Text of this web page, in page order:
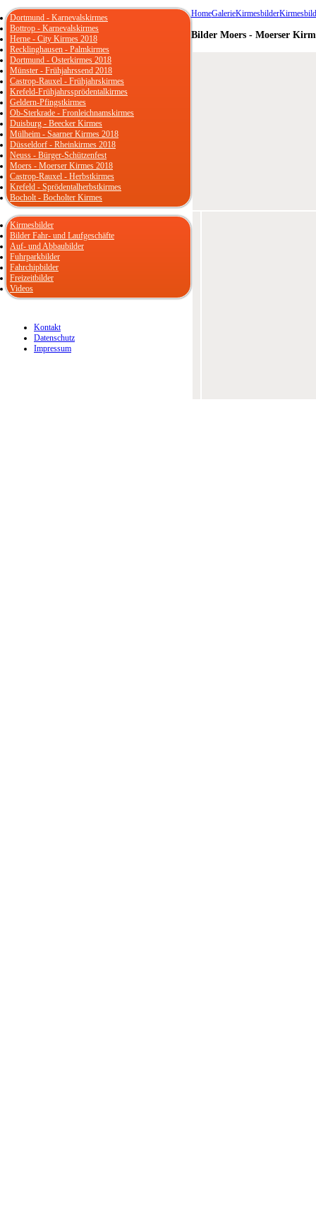
HomeGalerieKirmesbilder
Bilder Moers - Moerser
Dortmund - Karnevalskirmes
Bottrop - Karnevalskirmes
Herne - City Kirmes 2018
Recklinghausen - Palmkirmes
Dortmund - Osterkirmes 2018
Münster - Frühjahrssend 2018
Castrop-Rauxel - Frühjahrskirmes
Krefeld-Frühjahrssprödentalkirmes
Geldern-Pfingstkirmes
Ob-Sterkrade - Fronleichnamskirmes
Duisburg - Beecker Kirmes
Mülheim - Saarner Kirmes 2018
Düsseldorf - Rheinkirmes 2018
Neuss - Bürger-Schützenfest
Moers - Moerser Kirmes 2018
Castrop-Rauxel - Herbstkirmes
Krefeld - Sprödentalherbstkirmes
Bocholt - Bocholter Kirmes
Kirmesbilder
Bilder Fahr- und Laufgeschäfte
Auf- und Abbaubilder
Fuhrparkbilder
Fahrchipbilder
Freizeitbilder
Videos
Kontakt
Datenschutz
Impressum